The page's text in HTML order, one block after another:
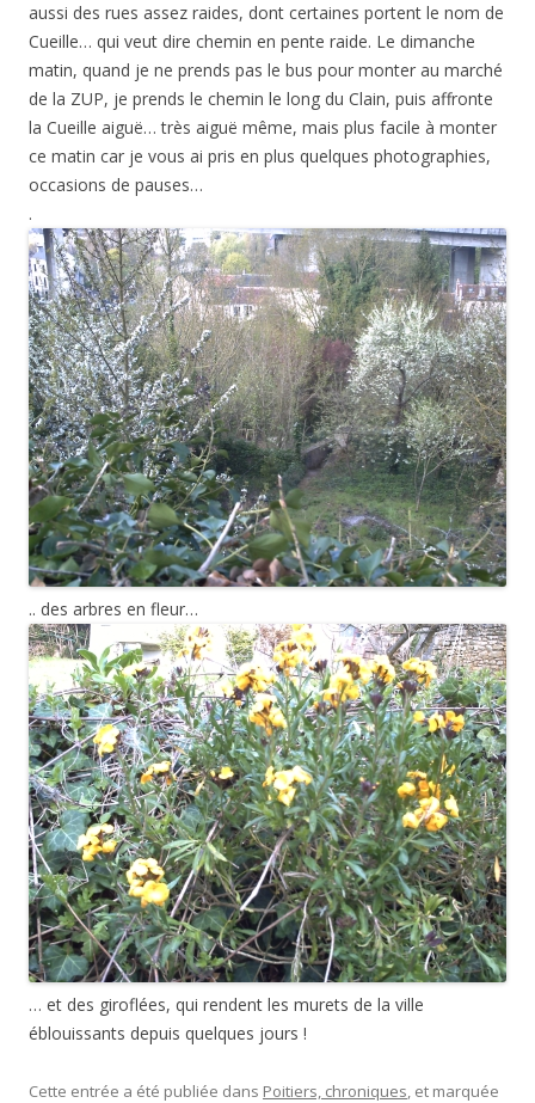
aussi des rues assez raides, dont certaines portent le nom de
Cueille… qui veut dire chemin en pente raide. Le dimanche
matin, quand je ne prends pas le bus pour monter au marché
de la ZUP, je prends le chemin le long du Clain, puis affronte
la Cueille aiguë… très aiguë même, mais plus facile à monter
ce matin car je vous ai pris en plus quelques photographies,
occasions de pauses…
.
.. des arbres en fleur…
… et des giroflées, qui rendent les murets de la ville
éblouissants depuis quelques jours !
Cette entrée a été publiée dans Poitiers, chroniques, et marquée